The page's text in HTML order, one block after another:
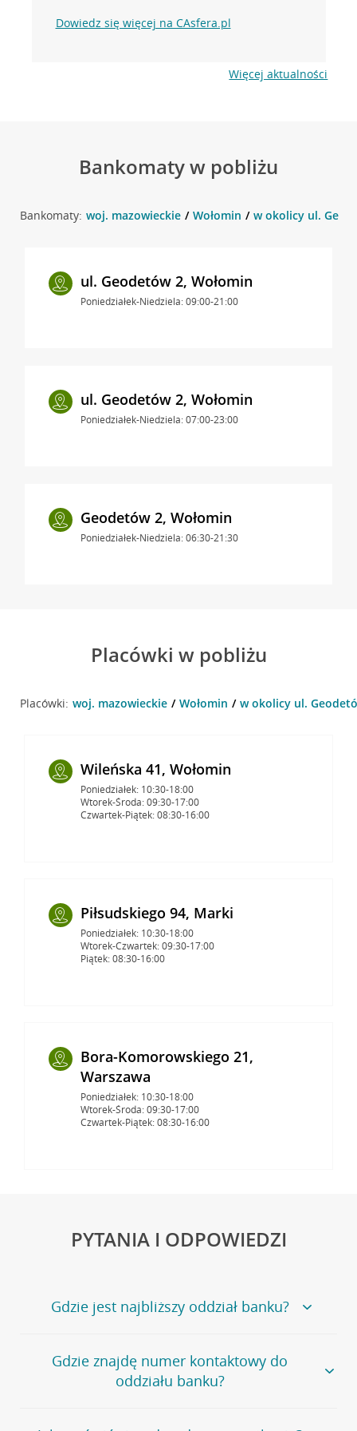
Dowiedz się więcej na CAsfera.pl
Więcej aktualności
Bankomaty w pobliżu
Bankomaty: woj. mazowieckie Wołomin w okolicy ul.
ul. Geodetów 2, Wołomin
Poniedziałek-Niedziela: 09:00-21:00
ul. Geodetów 2, Wołomin
Poniedziałek-Niedziela: 07:00-23:00
Geodetów 2, Wołomin
Poniedziałek-Niedziela: 06:30-21:30
Placówki w pobliżu
Placówki: woj. mazowieckie Wołomin w okolicy ul.
Wileńska 41, Wołomin
Poniedziałek: 10:30-18:00
Wtorek-Środa: 09:30-17:00
Czwartek-Piątek: 08:30-16:00
Piłsudskiego 94, Marki
Poniedziałek: 10:30-18:00
Wtorek-Czwartek: 09:30-17:00
Piątek: 08:30-16:00
Bora-Komorowskiego 21,
Warszawa
Poniedziałek: 10:30-18:00
Wtorek-Środa: 09:30-17:00
Czwartek-Piątek: 08:30-16:00
PYTANIA I ODPOWIEDZI
Gdzie jest najbliższy oddział banku?
Jeśli szukasz oddziału naszego banku, zapraszamy na
stronęPlacówki i bankomaty, na której znajduje się
wygodna wyszukiwarka.
oddziałów
Gdzie znajdę numer kontaktowy do
oddziału banku?
Bank Credit Agricole nie udostępnia ogólnego numeru